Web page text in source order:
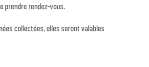
prendre rendez-vous.
collectées, elles seront valables